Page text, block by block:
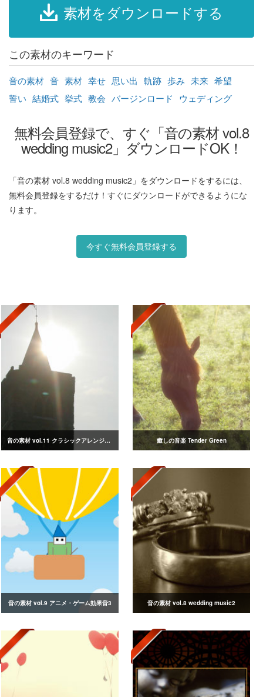
素材をダウンロードする
この素材のキーワード
音の素材 音 素材 幸せ 思い出 軌跡 歩み 未来 希望
誓い 結婚式 挙式 教会 バージンロード ウェディング
無料会員登録で、すぐ「音の素材 vol.8
wedding music2」ダウンロードOK！
「音の素材 vol.8 wedding music2」をダウンロードをするには、
無料会員登録をするだけ！すぐにダウンロードができるようにな
ります。
今すぐ無料会員登録する
音の素材 vol.11 クラシックアレンジ集3 癒しの音楽 Tender Green
音の素材 vol.9 アニメ・ゲーム効果音3 音の素材 vol.8 wedding music2